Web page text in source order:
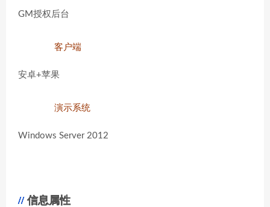
GM授权后台
客户端
安卓+苹果
演示系统
Windows Server 2012
信息属性